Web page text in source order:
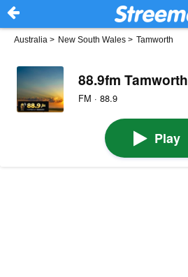
Australia > New South Wales > Tamworth
88.9fm Tamworth
FM · 88.9
Play